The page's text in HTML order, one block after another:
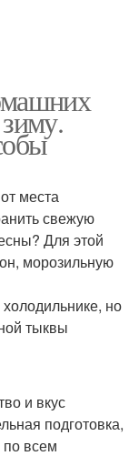
места
свежую
Для этой
морозильную
но
тыквы
и вкус
подготовка,
всем